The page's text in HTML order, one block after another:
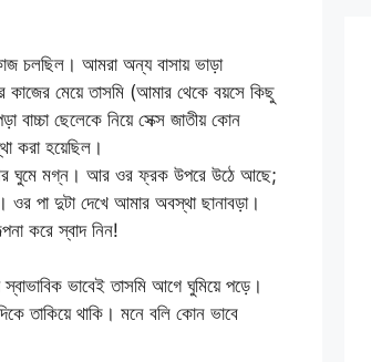
চলছিল। আমরা অন্য বাসায় ভাড়া
মেয়ে তাসমি (আমার থেকে বয়সে কিছু
ছেলেকে নিয়ে সেক্স জাতীয় কোন
করা হয়েছিল।
ঘুমে মগ্ন। আর ওর ফ্রক উপরে উঠে আছে;
ওর পা দুটা দেখে আমার অবস্থা ছানাবড়া।
করে স্বাদ নিন!
ভাবেই তাসমি আগে ঘুমিয়ে পড়ে।
তাকিয়ে থাকি। মনে বলি কোন ভাবে